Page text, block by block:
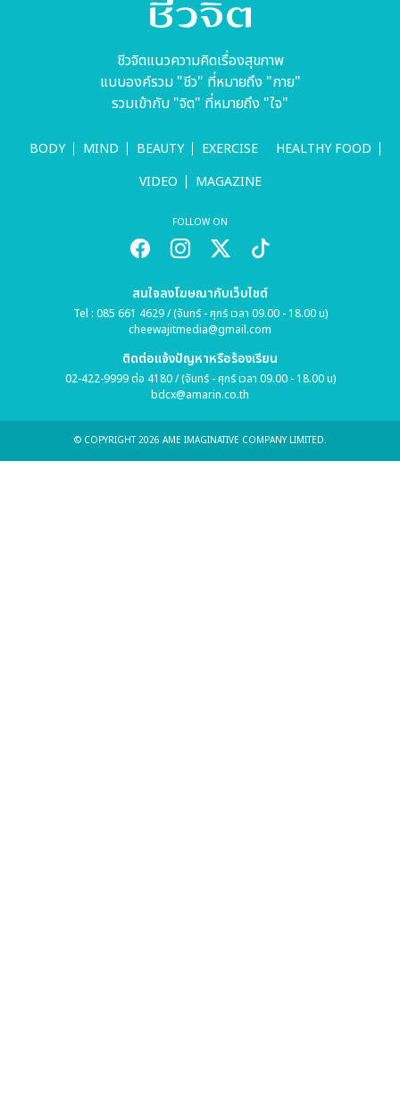
ชีวจิตแนวความคิดเรื่องสุขภาพ
แบบองค์รวม "ชีว" ที่หมายถึง "กาย"
รวมเข้ากับ "จิต" ที่หมายถึง "ใจ"
BODY MIND BEAUTY EXERCISE
HEALTHY FOOD
VIDEO
MAGAZINE
FOLLOW ON
สนใจลงโฆษณากับเว็บไซต์
Tel : 085 661 4629 / (จันทร์ - ศุกร์ เวลา 09.00 - 18.00 น)
cheewajitmedia@gmail.com
ติดต่อแจ้งปัญหาหรือร้องเรียน
02-422-9999 ต่อ 4180 / (จันทร์ - ศุกร์ เวลา 09.00 - 18.00 น)
bdcx@amarin.co.th
© COPYRIGHT 2026 AME IMAGINATIVE COMPANY LIMITED.